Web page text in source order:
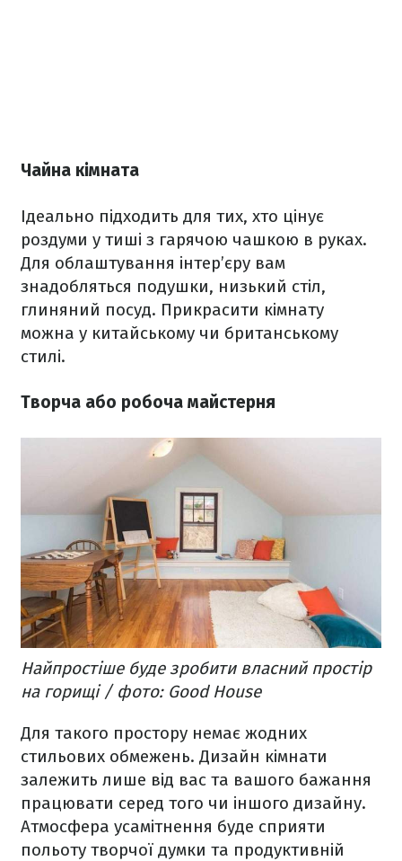
Чайна кімната
Ідеально підходить для тих, хто цінує
роздуми у тиші з гарячою чашкою в руках.
Для облаштування інтер’єру вам
знадобляться подушки, низький стіл,
глиняний посуд. Прикрасити кімнату
можна у китайському чи британському
стилі.
Творча або робоча майстерня
Найпростіше буде зробити власний простір
на горищі / фото: Good House
Для такого простору немає жодних
стильових обмежень. Дизайн кімнати
залежить лише від вас та вашого бажання
працювати серед того чи іншого дизайну.
Атмосфера усамітнення буде сприяти
польоту творчої думки та продуктивній